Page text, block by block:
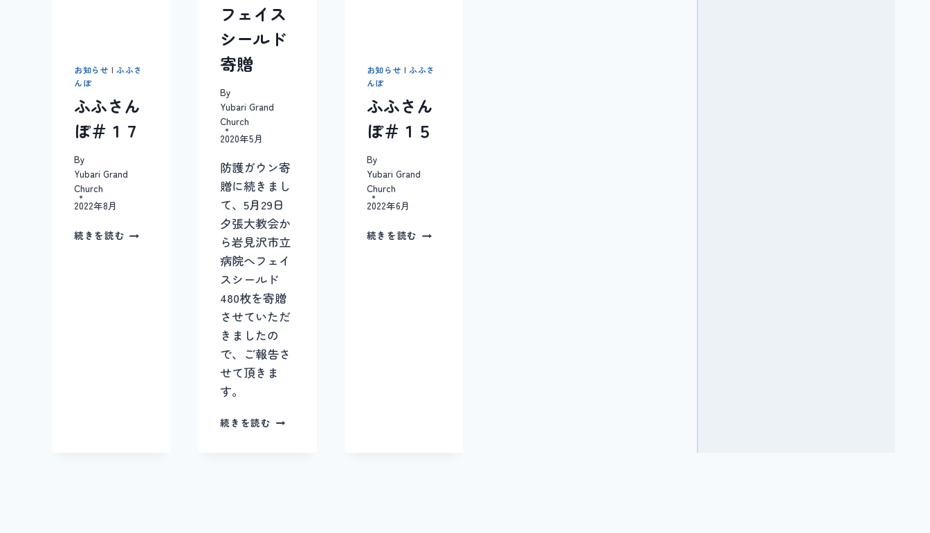
ー
ジ
作
た
お知らせ |ふふさ
んぽ
ふふさん
ぽ＃１７
By
Yubari Grand
Church
2022年8月
続きを読む
フェイス
シールド
寄贈
By
Yubari Grand
Church
2020年5月
防護ガウン寄
贈に続きまし
て、5月29日
夕張大教会か
ら岩見沢市立
病院へフェイ
スシールド
480枚を寄贈
させていただ
きましたの
で、ご報告さ
せて頂きま
す。
続きを読む
お知らせ | ふふさ
んぽ
ふふさん
ぽ＃１５
By
Yubari Grand
Church
2022年6月
続きを読む